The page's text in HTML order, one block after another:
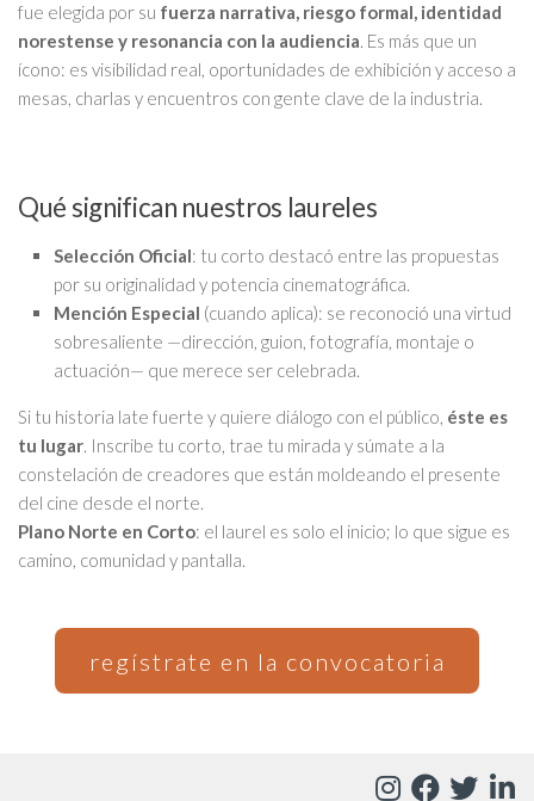
fue elegida por su fuerza narrativa, riesgo formal, identidad
norestense y resonancia con la audiencia. Es más que un
ícono: es visibilidad real, oportunidades de exhibición y acceso a
mesas, charlas y encuentros con gente clave de la industria.
Qué significan nuestros laureles
Selección Oficial: tu corto destacó entre las propuestas
por su originalidad y potencia cinematográfica.
Mención Especial (cuando aplica): se reconoció una virtud
sobresaliente —dirección, guion, fotografía, montaje o
actuación— que merece ser celebrada.
Si tu historia late fuerte y quiere diálogo con el público, éste es
tu lugar. Inscribe tu corto, trae tu mirada y súmate a la
constelación de creadores que están moldeando el presente
del cine desde el norte.
Plano Norte en Corto: el laurel es solo el inicio; lo que sigue es
camino, comunidad y pantalla.
regístrate en la convocatoria